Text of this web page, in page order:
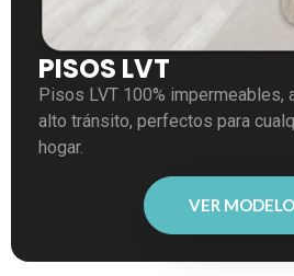
PISOS LVT
Pisos LVT 100% impermeables,
alto tránsito, perfectos para
hogar.
VER